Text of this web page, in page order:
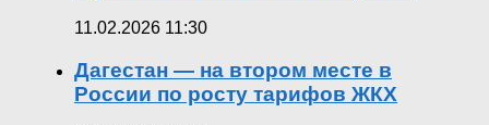
11.02.2026 11:30
Дагестан — на втором месте в
России по росту тарифов ЖКХ